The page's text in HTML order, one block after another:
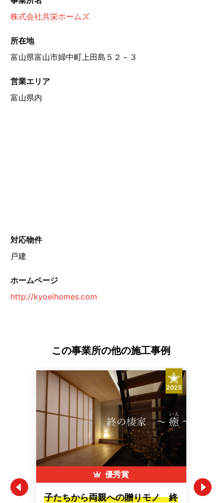
株式会社共栄ホームズ
所在地
富山県富山市婦中町上田島５２－３
営業エリア
富山県内
対応物件
戸建
ホームページ
http://kyoeihomes.com
この事業所の他の施工事例
2025
優秀賞
子たちから両親への贈りモノ 終